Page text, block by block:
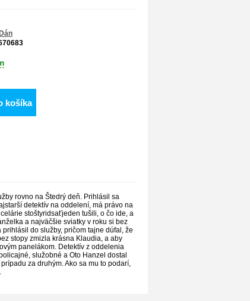
košíka
rovno na Štedrý deň. Prihlásil sa
detektív na oddelení, má právo na
stoštyridsaťjeden tušili, o čo ide, a
a najväčšie sviatky v roku si bez
do služby, pričom tajne dúfal, že
stopy zmizla krásna Klaudia, a aby
panelákom. Detektív z oddelenia
služobné a Oto Hanzel dostal
za druhým. Ako sa mu to podarí,